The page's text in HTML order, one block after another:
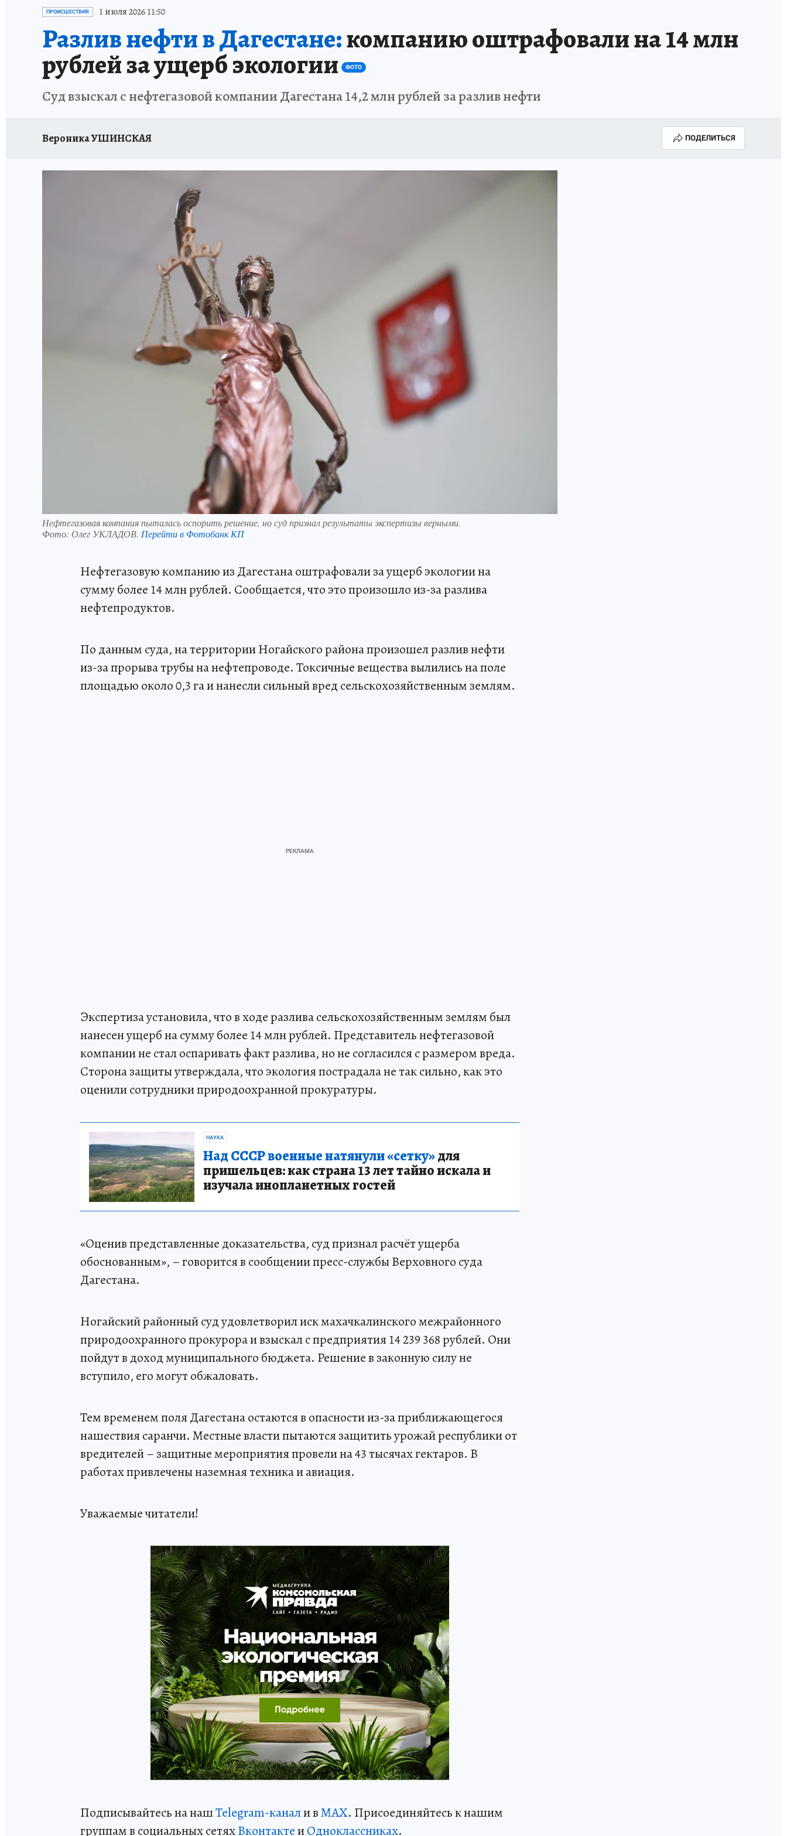
ЗАПОВЕДНАЯ РОССИЯ
ПРОИСШЕСТВИЯ 1 июля 2026 11:50
Разлив нефти в Дагестане:компанию оштрафовали на 14 млн
рублей за ущерб экологии ФОТО
Суд взыскал с нефтегазовой компании Дагестана 14,2 млн рублей за разлив нефти
Вероника УШИНСКАЯ ПОДЕЛИТЬСЯ
Нефтегазовая компания пыталась оспорить решение, но суд признал результаты экспертизы верными.
Фото: Олег УКЛАДОВ. Перейти в Фотобанк КП
Нефтегазовую компанию из Дагестана оштрафовали за ущерб экологии на
сумму более 14 млн рублей. Сообщается, что это произошло из-за разлива
нефтепродуктов.
По данным суда, на территории Ногайского района произошел разлив нефти
из-за прорыва трубы на нефтепроводе. Токсичные вещества вылились на поле
площадью около 0,3 га и нанесли сильный вред сельскохозяйственным землям.
Экспертиза установила, что в ходе разлива сельскохозяйственным землям был
нанесен ущерб на сумму более 14 млн рублей. Представитель нефтегазовой
компании не стал оспаривать факт разлива, но не согласился с размером вреда.
Сторона защиты утверждала, что экология пострадала не так сильно, как это
оценили сотрудники природоохранной прокуратуры.
НАУКА
Над СССР военные натянули «сетку»для
пришельцев: как страна 13 лет тайно искала и
изучала инопланетных гостей
«Оценив представленные доказательства, суд признал расчёт ущерба
обоснованным», – говорится в сообщении пресс-службы Верховного суда
Дагестана.
Ногайский районный суд удовлетворил иск махачкалинского межрайонного
природоохранного прокурора и взыскал с предприятия 14 239 368 рублей. Они
пойдут в доход муниципального бюджета. Решение в законную силу не
вступило, его могут обжаловать.
Тем временем поля Дагестана остаются в опасности из-за приближающегося
нашествия саранчи. Местные власти пытаются защитить урожай республики от
вредителей – защитные мероприятия провели на 43 тысячах гектаров. В
работах привлечены наземная техника и авиация.
Уважаемые читатели!
Подписывайтесь на нашTelegram-канали вMAX. Присоединяйтесь к нашим
группам в социальных сетяхВконтактеиОдноклассниках.